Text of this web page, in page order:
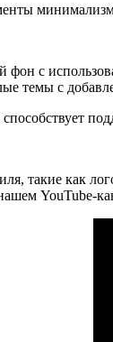
фон с
темы с
такие как
YouTube-